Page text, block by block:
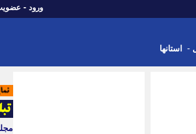
ورود -
- استانها